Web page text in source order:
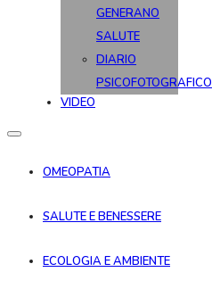
GENERANO
SALUTE
DIARIO
PSICOFOTOGRAFICO
VIDEO
OMEOPATIA
SALUTE E BENESSERE
ECOLOGIA E AMBIENTE